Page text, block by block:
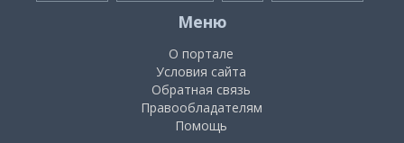
Меню
О портале
Условия сайта
Обратная связь
Правообладателям
Помощь